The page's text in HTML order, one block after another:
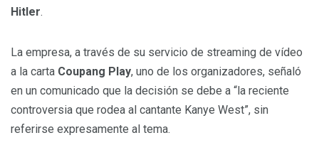
Hitler.
La empresa, a través de su servicio de streaming de vídeo
a la carta Coupang Play, uno de los organizadores, señaló
en un comunicado que la decisión se debe a “la reciente
controversia que rodea al cantante Kanye West”, sin
referirse expresamente al tema.